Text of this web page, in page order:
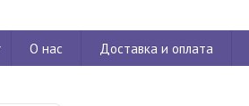
О нас Доставка и оплата